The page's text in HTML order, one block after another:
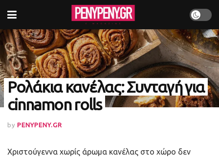
Ρολάκια κανέλας: Συνταγή για
cinnamon rolls
by PENYPENY.GR
Χριστούγεννα χωρίς άρωμα κανέλας στο χώρο δεν